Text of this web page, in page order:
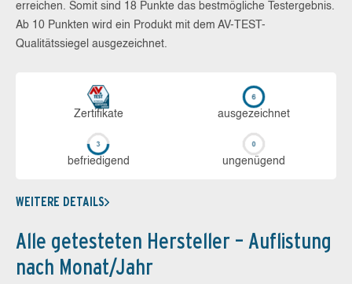
erreichen. Somit sind 18 Punkte das bestmögliche Testergebnis.
Ab 10 Punkten wird ein Produkt mit dem AV-TEST-
Qualitätssiegel ausgezeichnet.
Zerti­fikate aus­ge­zeich­net
be­frie­di­gend un­ge­nü­gend
WEITERE DETAILS
Alle getesteten Hersteller – Auflistung
nach Monat/Jahr